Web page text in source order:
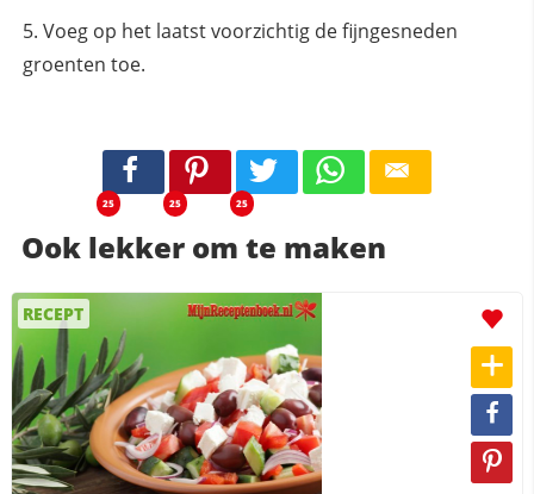
Voeg op het laatst voorzichtig de fijngesneden
groenten toe.
25 25 25
Ook lekker om te maken
RECEPT